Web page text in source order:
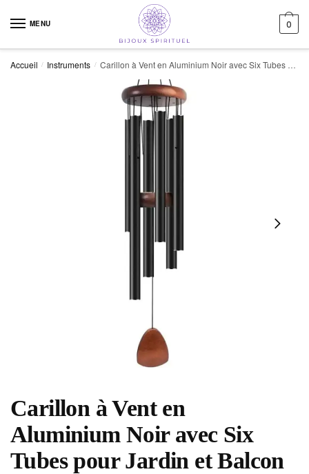
MENU 0
Accueil / Instruments / Carillon à Vent en Aluminium Noir avec Six Tubes pour Jardin et Balcon
Carillon à Vent en
Aluminium Noir avec Six
Tubes pour Jardin et Balcon